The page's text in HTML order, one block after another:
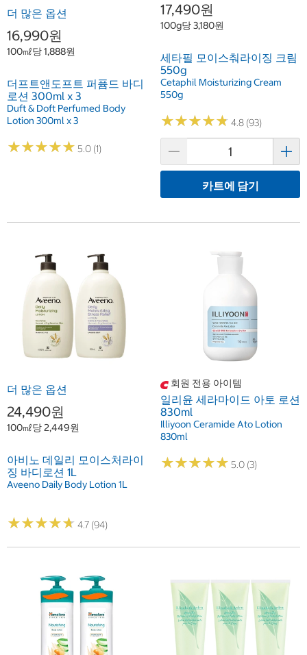
더 많은 옵션
16,990원
100㎖당 1,888원
더프트앤도프트 퍼퓸드 바디
로션 300ml x 3
Duft & Doft Perfumed Body
Lotion 300ml x 3
★★★★★
★★★★★ 5.0 (1)
17,490원
100g당 3,180원
세타필 모이스춰라이징 크림
550g
Cetaphil Moisturizing Cream
550g
★★★★★
★★★★★ 4.8 (93)
카트에 담기
더 많은 옵션
24,490원
100㎖당 2,449원
아비노 데일리 모이스처라이
징 바디로션 1L
Aveeno Daily Body Lotion 1L
★★★★★
★★★★★ 4.7 (94)
회원 전용 아이템
일리윤 세라마이드 아토 로션
830ml
Illiyoon Ceramide Ato Lotion
830ml
★★★★★
★★★★★ 5.0 (3)